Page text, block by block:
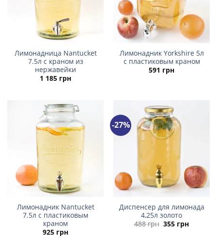
Лимонадница Nantucket
7.5л с краном из
нержавейки
1 185 грн
Лимонадник Yorkshire 5л
с пластиковым краном
591 грн
Лимонадник Nantucket
7.5л с пластиковым
краном
925 грн
-27%
Диспенсер для лимонада
4,25л золото
488грн
цена
355 грнТекущая
цена: